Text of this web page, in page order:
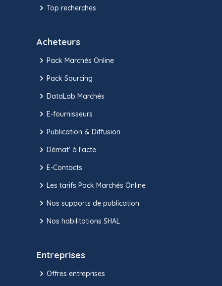
Top recherches
Acheteurs
Pack Marchés Online
Pack Sourcing
DataLab Marchés
E-fournisseurs
Publication & Diffusion
Démat' à l'acte
E-Contacts
Les tarifs Pack Marchés Online
Nos supports de publication
Nos habilitations SHAL
Entreprises
Offres entreprises